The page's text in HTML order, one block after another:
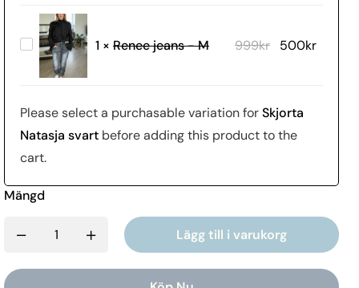
svart
Renee
jeans
M
1 × Renee jeans - M 999kr 500kr
Please select a purchasable variation forSkjorta
Natasja svart before adding this product to the
cart.
Mängd
Lägg till i varukorg